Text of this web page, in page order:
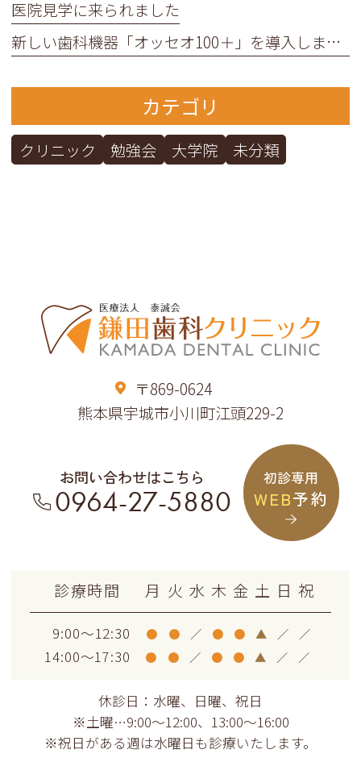
医院見学に来られました
新しい歯科機器「オッセオ100＋」を導入しました
カテゴリ
クリニック 勉強会 大学院 未分類
〒869-0624
熊本県宇城市小川町江頭229-2
お問い合わせはこちら
0964-27-5880
初診専用
WEB予約
診療時間 月 火 水 木 金 土 日 祝
9:00～12:30 ● ● ／ ● ● ▲ ／ ／
14:00～17:30 ● ● ／ ● ● ▲ ／ ／
休診日：水曜、日曜、祝日
※土曜…9:00～12:00、13:00～16:00
※祝日がある週は水曜日も診療いたします。